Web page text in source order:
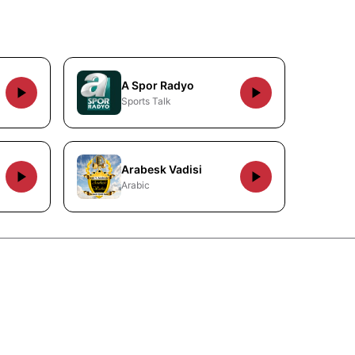
A Spor Radyo
Sports Talk
Arabesk Vadisi
Arabic